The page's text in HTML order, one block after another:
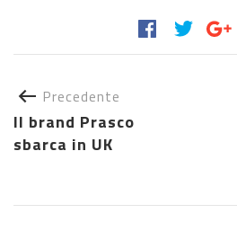
Precedente
Il brand Prasco
sbarca in UK